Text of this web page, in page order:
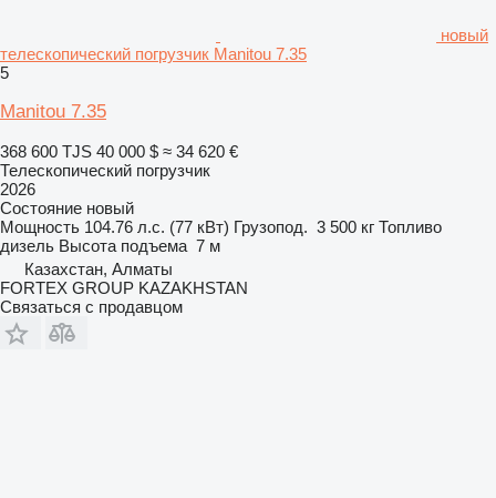
новый
телескопический погрузчик Manitou 7.35
5
Manitou 7.35
368 600 TJS 40 000 $ ≈ 34 620 €
Телескопический погрузчик
2026
Состояние новый
Мощность 104.76 л.с. (77 кВт) Грузопод. 3 500 кг Топливо
дизель Высота подъема 7 м
Казахстан, Алматы
FORTEX GROUP KAZAKHSTAN
Связаться с продавцом